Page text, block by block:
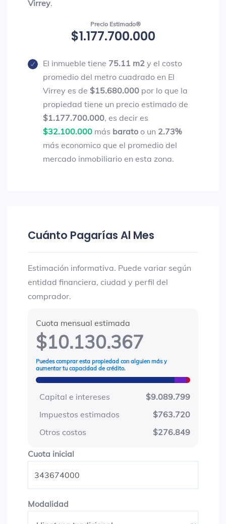
Virrey.
Precio Estimado®
$1.177.700.000
El inmueble tiene 75.11 m2 y el costo
promedio del metro cuadrado en El
Virrey es de $15.680.000 por lo que la
propiedad tiene un precio estimado de
$1.177.700.000, es decir es
$32.100.000 más barato o un 2.73%
más economico que el promedio del
mercado inmobiliario en esta zona.
Cuánto Pagarías Al Mes
Estimación informativa. Puede variar según
entidad financiera, ciudad y perfil del
comprador.
Cuota mensual estimada
$10.130.367
Puedes comprar esta propiedad con alguien más y
aumentar tu capacidad de crédito.
Capital e intereses
$9.089.799
Impuestos estimados
$763.720
Otros costos
$276.849
Cuota inicialCuota inicial
Modalidad